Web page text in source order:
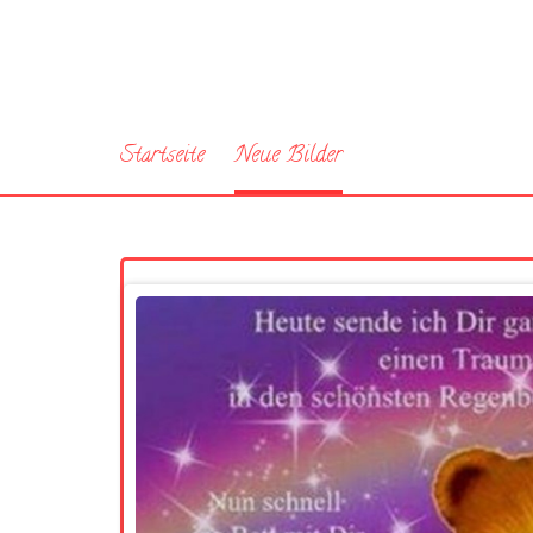
Startseite Neue Bilder